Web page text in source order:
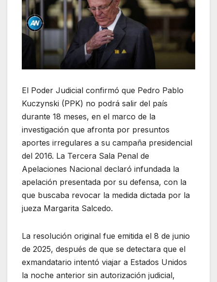
El Poder Judicial confirmó que Pedro Pablo
Kuczynski (PPK) no podrá salir del país
durante 18 meses, en el marco de la
investigación que afronta por presuntos
aportes irregulares a su campaña presidencial
del 2016. La Tercera Sala Penal de
Apelaciones Nacional declaró infundada la
apelación presentada por su defensa, con la
que buscaba revocar la medida dictada por la
jueza Margarita Salcedo.
La resolución original fue emitida el 8 de junio
de 2025, después de que se detectara que el
exmandatario intentó viajar a Estados Unidos
la noche anterior sin autorización judicial,